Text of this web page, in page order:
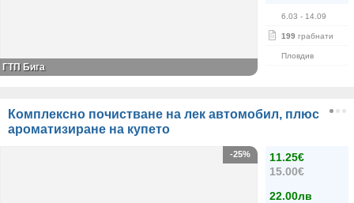
6.03 - 14.09
199 грабнати
Пловдив
ГТП Бига
Комплексно почистване на лек автомобил, плюс
ароматизиране на купето
11.25€
15.00€
22.00лв
-25%